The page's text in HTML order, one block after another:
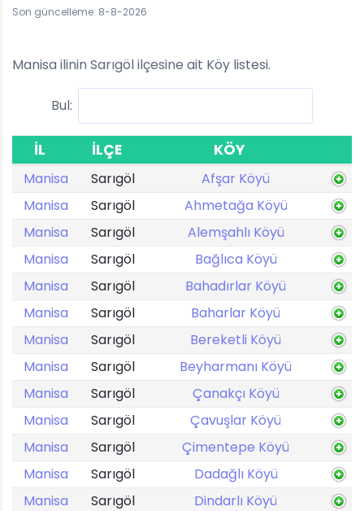
Son güncelleme: 8-8-2026
Manisa ilinin Sarıgöl ilçesine ait Köy listesi.
Bul:
İL İLÇE KÖY
Manisa Sarıgöl
Afşar Köyü
Manisa
Sarıgöl
Ahmetağa Köyü
Manisa
Sarıgöl
Alemşahlı Köyü
Manisa
Sarıgöl
Bağlıca Köyü
Manisa
Sarıgöl
Bahadırlar Köyü
Manisa
Sarıgöl
Baharlar Köyü
Manisa
Sarıgöl
Bereketli Köyü
Manisa
Sarıgöl
Beyharmanı Köyü
Manisa
Sarıgöl
Çanakçı Köyü
Manisa
Sarıgöl
Çavuşlar Köyü
Manisa
Sarıgöl
Çimentepe Köyü
Manisa
Sarıgöl
Dadağlı Köyü
Manisa
Sarıgöl
Dindarlı Köyü